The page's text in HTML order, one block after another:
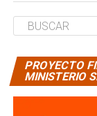
PROYECTO
MINISTERIO